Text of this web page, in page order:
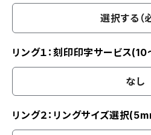
選択する（
リング１：刻印印字サービス
なし
リング２：リングサイズ選択